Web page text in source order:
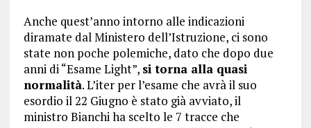
Anche quest’anno intorno alle indicazioni
diramate dal Ministero dell’Istruzione, ci sono
state non poche polemiche, dato che dopo due
anni di “Esame Light”, si torna alla quasi
normalità. L’iter per l’esame che avrà il suo
esordio il 22 Giugno è stato già avviato, il
ministro Bianchi ha scelto le 7 tracce che